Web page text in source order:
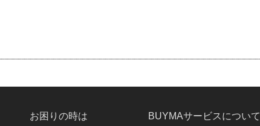
お困りの時は BUYMAサービスについて